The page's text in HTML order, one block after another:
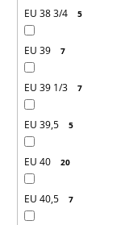
EU 38 3/4 5
EU 39 7
EU 39 1/3 7
EU 39,5 5
EU 40 20
EU 40,5 7